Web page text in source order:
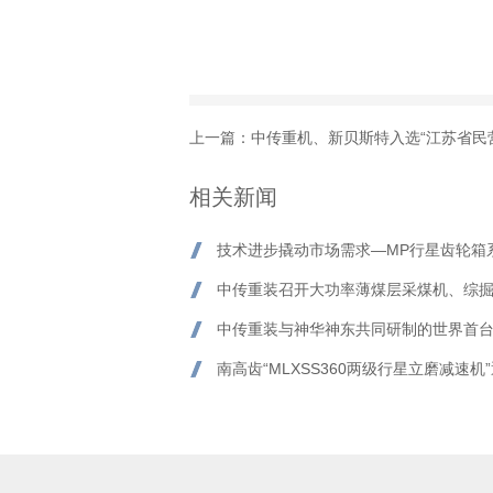
上一篇： 中传重机、新贝斯特入选“江苏省民
相关新闻
技术进步撬动市场需求—MP行星齿轮箱
中传重装召开大功率薄煤层采煤机、综
中传重装与神华神东共同研制的世界首
南高齿“MLXSS360两级行星立磨减速